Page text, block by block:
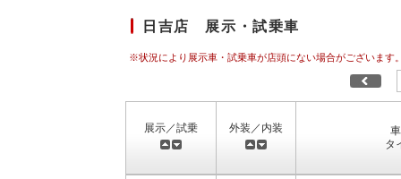
日吉店 展示・試乗車
※状況により展示車・試乗車が店頭にない場合がございます
展示／試乗 外装／内装
タ